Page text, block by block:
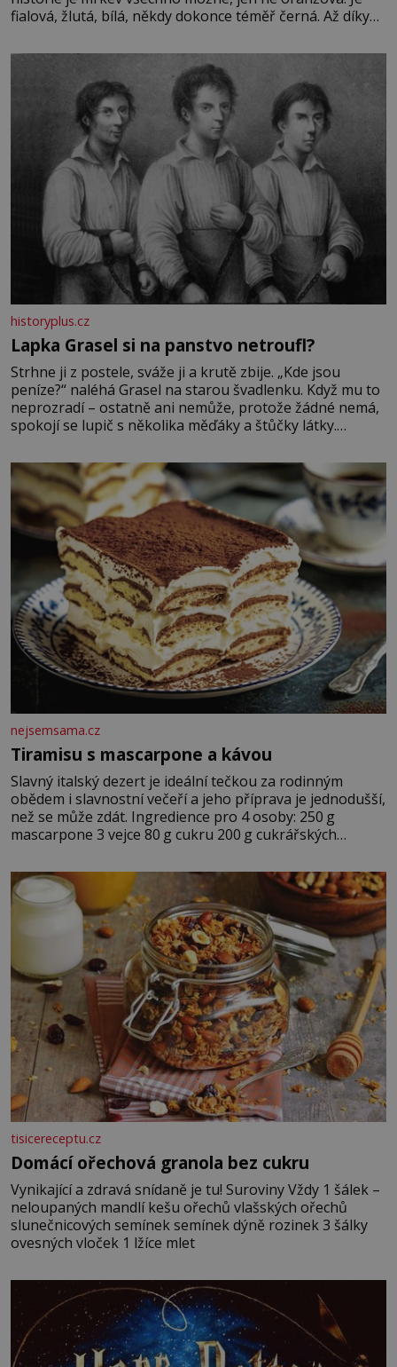
fialová, žlutá, bílá, někdy dokonce téměř černá. Až díky
bez které si českou zahradu ani nedokážeme představit.
historyplus.cz
Lapka Grasel si na panstvo netroufl?
Strhne ji z postele, sváže ji a krutě zbije. „Kde jsou
peníze?“ naléhá Grasel na starou švadlenku. Když mu to
neprozradí – ostatně ani nemůže, protože žádné nemá,
spokojí se lupič s několika měďáky a štůčky látky.
krutý. Jeho činy budí hrůzu ještě dlouho po jeho smrti
nejsemsama.cz
Tiramisu s mascarpone a kávou
Slavný italský dezert je ideální tečkou za rodinným
obědem i slavnostní večeří a jeho příprava je jednodušší,
než se může zdát. Ingredience pro 4 osoby: 250 g
mascarpone 3 vejce 80 g cukru 200 g cukrářských
posypání Postup: Oddělte žloutky od bílků. Žloutky
vyšlehejte s cukrem do světlé pěny a postupně do nich
vmíchejte mascarpone, aby vznikl hladký
tisicereceptu.cz
Domácí ořechová granola bez cukru
Vynikající a zdravá snídaně je tu! Suroviny Vždy 1 šálek –
neloupaných mandlí kešu ořechů vlašských ořechů
slunečnicových semínek semínek dýně rozinek 3 šálky
ovesných vloček 1 lžíce mlet